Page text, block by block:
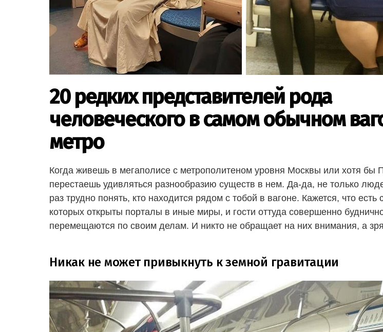
20 редких представителей рода
человеческого в самом обычном
метро
Когда живешь в мегаполисе с метрополитеном уровня Москвы или хотя бы
перестаешь удивляться разнообразию существ в нем. Да-да, не только
раз трудно понять, кто находится рядом с тобой в вагоне. Кажется, что есть
которых открыты порталы в иные миры, и гости оттуда совершенно
перемещаются по своим делам. И никто не обращает на них внимания, а
Никак не может привыкнуть к земной гравитации